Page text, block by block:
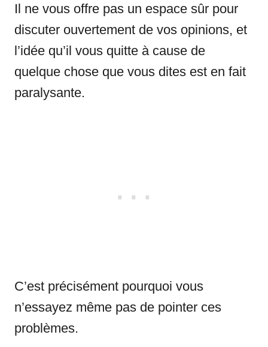
Il ne vous offre pas un espace sûr pour
discuter ouvertement de vos opinions, et
l’idée qu’il vous quitte à cause de
quelque chose que vous dites est en fait
paralysante.
C’est précisément pourquoi vous
n’essayez même pas de pointer ces
problèmes.